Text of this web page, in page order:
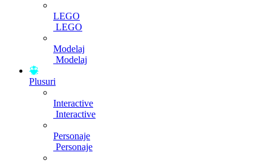
LEGO
LEGO
Modelaj
Modelaj
Plusuri
Interactive
Interactive
Personaje
Personaje